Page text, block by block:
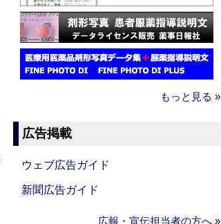
もっと見る »
広告掲載
ウェブ広告ガイド
新聞広告ガイド
広報・宣伝担当者の方へ »